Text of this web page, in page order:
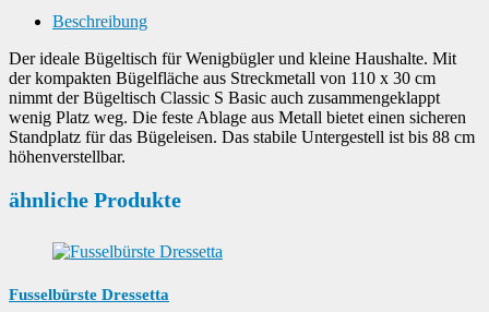
Beschreibung
Der ideale Bügeltisch für Wenigbügler und kleine Haushalte. Mit
der kompakten Bügelfläche aus Streckmetall von 110 x 30 cm
nimmt der Bügeltisch Classic S Basic auch zusammengeklappt
wenig Platz weg. Die feste Ablage aus Metall bietet einen sicheren
Standplatz für das Bügeleisen. Das stabile Untergestell ist bis 88 cm
höhenverstellbar.
ähnliche Produkte
Fusselbürste Dressetta